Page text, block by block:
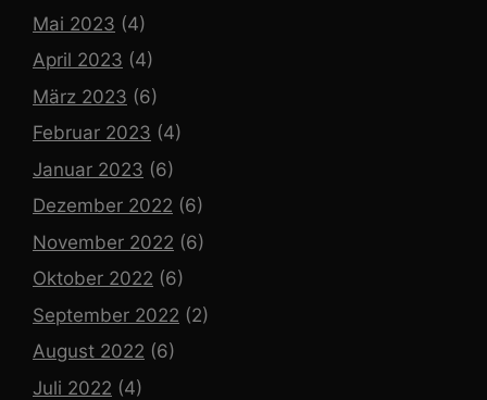
Mai 2023 (4)
April 2023 (4)
März 2023 (6)
Februar 2023 (4)
Januar 2023 (6)
Dezember 2022 (6)
November 2022 (6)
Oktober 2022 (6)
September 2022 (2)
August 2022 (6)
Juli 2022 (4)